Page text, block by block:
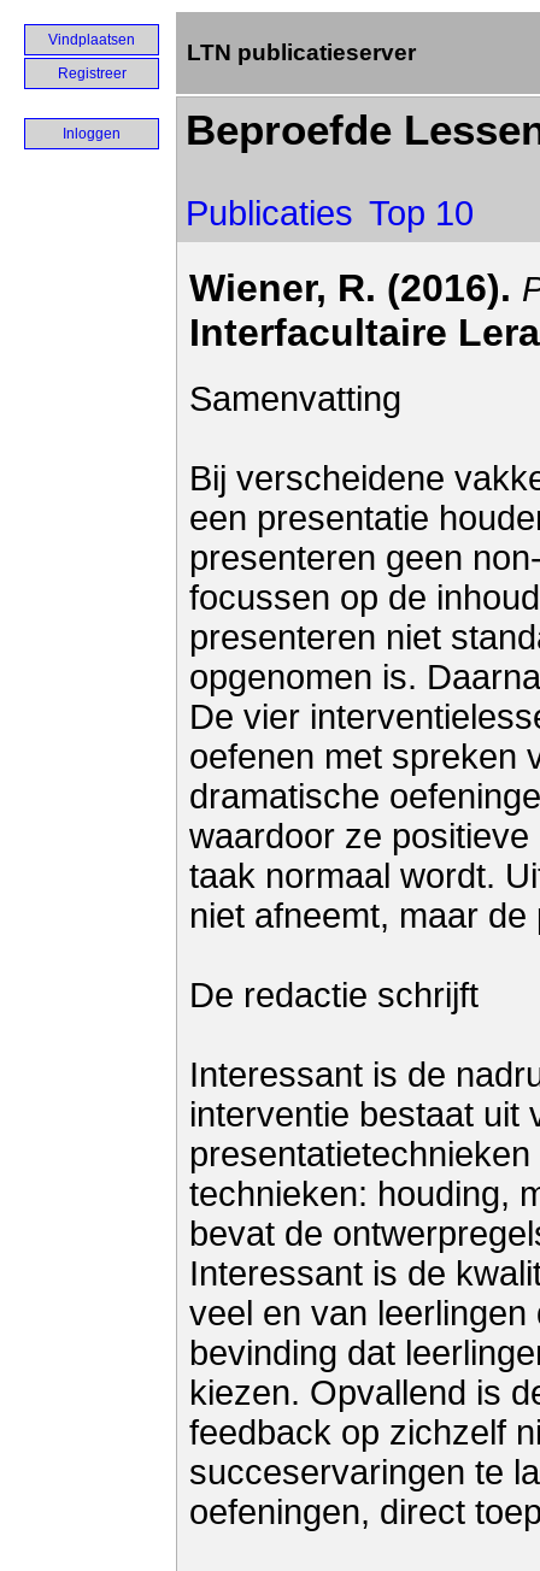
Vindplaatsen
Registreer
Inloggen
LTN publicatieserver
Beproefde
Publicaties Top 10
Wiener, R. (2016).
Interfacultaire
Samenvatting
Bij verscheidene
een presentatie
presenteren geen
focussen op de
presenteren niet
opgenomen is.
De vier
oefenen met spreken
dramatische
waardoor ze
taak normaal wordt.
niet afneemt, maar
De redactie schrijft
Interessant is de
interventie bestaat uit
technieken: houding,
bevat de
Interessant is de
veel en van
bevinding dat
kiezen. Opvallend is
feedback op zichzelf
succeservaringen te
oefeningen, direct